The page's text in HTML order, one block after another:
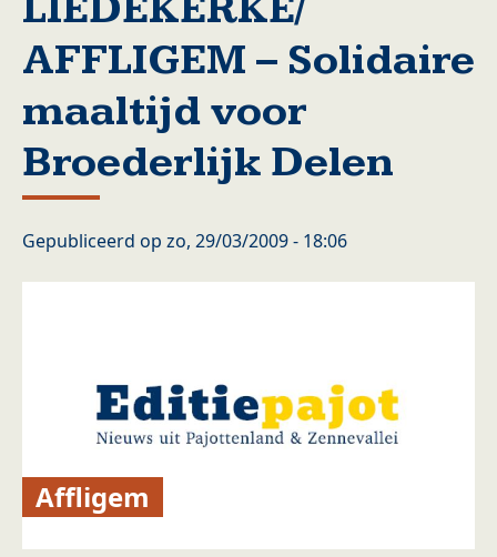
AFFLIGEM – Solidaire
maaltijd voor
Broederlijk Delen
Gepubliceerd op zo, 29/03/2009 - 18:06
Affligem